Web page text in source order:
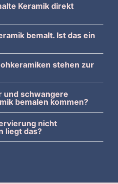
Keramik direkt
bemalt. Ist das ein
stehen zur
und schwangere
bemalen kommen?
nicht
liegt das?